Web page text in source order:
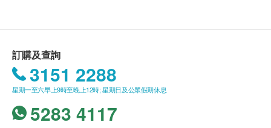
請將本品放在兒童不能接觸的地方。 存放在室溫下，
避免陽光直射。 包裝未損壞且產品依要求儲存的情況
下，最佳食用日期有效。
成份
淨化水
可享本地免費送貨服務。賬單總額未滿HK$500需
附加HK$50運費。
我們將於確定訂單後3-5個工作天內安排發貨。
不排除運送時間會因節日而有所影響。當八號烈風
訊號懸掛或黑色暴雨警告生效時，送貨服務時間將
訂購及查詢
3151 2288
星期一至六早上9時至晚上12時; 星期日及公眾假期休息
5283 4117